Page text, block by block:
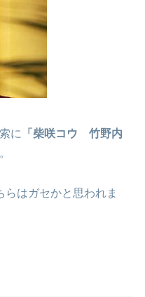
に 「柴咲コウ 竹野内
はガセかと思われま